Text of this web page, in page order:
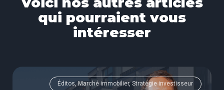
qui pourraient vous
intéresser
Éditos, Marché immobilier, Stratégie investisseur